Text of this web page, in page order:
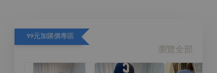
99元加購價專區
瀏覽全部